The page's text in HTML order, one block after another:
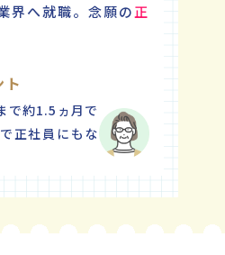
界へ就職。念願の正
で約1.5ヵ月で
正社員にもな